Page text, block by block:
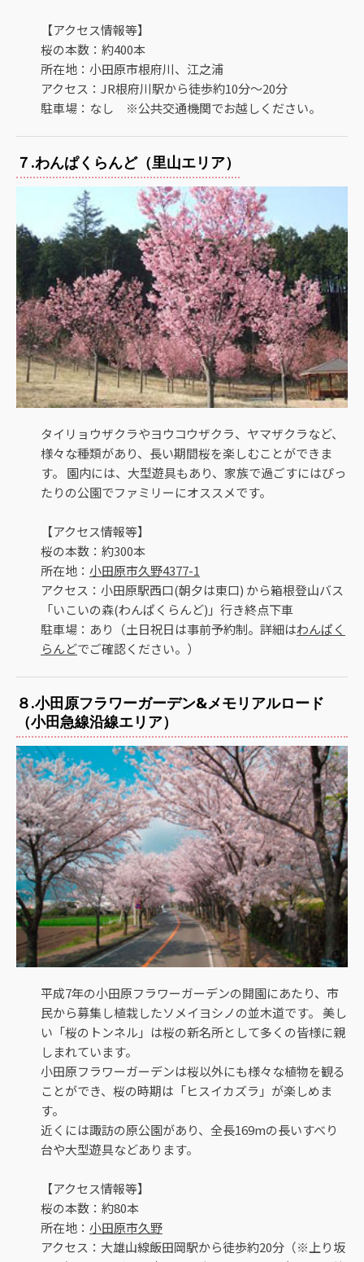
【アクセス情報等】
桜の本数：約400本
所在地：小田原市根府川、江之浦
アクセス：JR根府川駅から徒歩約10分～20分
駐車場：なし ※公共交通機関でお越しください。
７.わんぱくらんど（里山エリア）
タイリョウザクラやヨウコウザクラ、ヤマザクラなど、
様々な種類があり、長い期間桜を楽しむことができま
す。 園内には、大型遊具もあり、家族で過ごすにはぴっ
たりの公園でファミリーにオススメです。
【アクセス情報等】
桜の本数：約300本
所在地： 小田原市久野4377-1
アクセス：小田原駅西口(朝夕は東口) から箱根登山バス
「いこいの森(わんぱくらんど)」行き終点下車
駐車場：あり（土日祝日は事前予約制。詳細はわんぱく
らんどでご確認ください。）
８.小田原フラワーガーデン&メモリアルロード
（小田急線沿線エリア）
平成7年の小田原フラワーガーデンの開園にあたり、市
民から募集し植栽したソメイヨシノの並木道です。 美し
い「桜のトンネル」は桜の新名所として多くの皆様に親
しまれています。
小田原フラワーガーデンは桜以外にも様々な植物を観る
ことができ、桜の時期は「ヒスイカズラ」が楽しめま
す。
近くには諏訪の原公園があり、全長169mの長いすべり
台や大型遊具などあります。
【アクセス情報等】
桜の本数：約80本
所在地： 小田原市久野
アクセス：大雄山線飯田岡駅から徒歩約20分（※上り坂